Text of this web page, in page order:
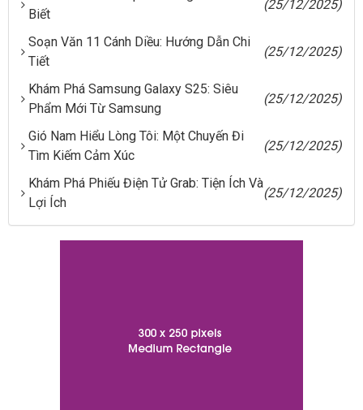
Biết
(25/12/2025)
Soạn Văn 11 Cánh Diều: Hướng Dẫn Chi
Tiết
(25/12/2025)
Khám Phá Samsung Galaxy S25: Siêu
Phẩm Mới Từ Samsung
(25/12/2025)
Gió Nam Hiểu Lòng Tôi: Một Chuyến Đi
Tìm Kiếm Cảm Xúc
(25/12/2025)
Khám Phá Phiếu Điện Tử Grab: Tiện Ích Và
Lợi Ích
(25/12/2025)